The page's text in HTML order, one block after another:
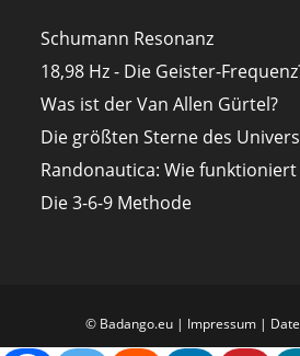
Schumann Resonanz
18,98 Hz - Die Geister-
Was ist der Van Allen Gürtel?
Die größten Sterne des
Randonautica: Wie
Die 3-6-9 Methode
© Badango.eu | Impressum|